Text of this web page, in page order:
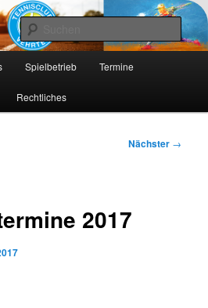
Vehrte e. V.
Spielbetrieb Termine
Rechtliches
Nächster →
2017